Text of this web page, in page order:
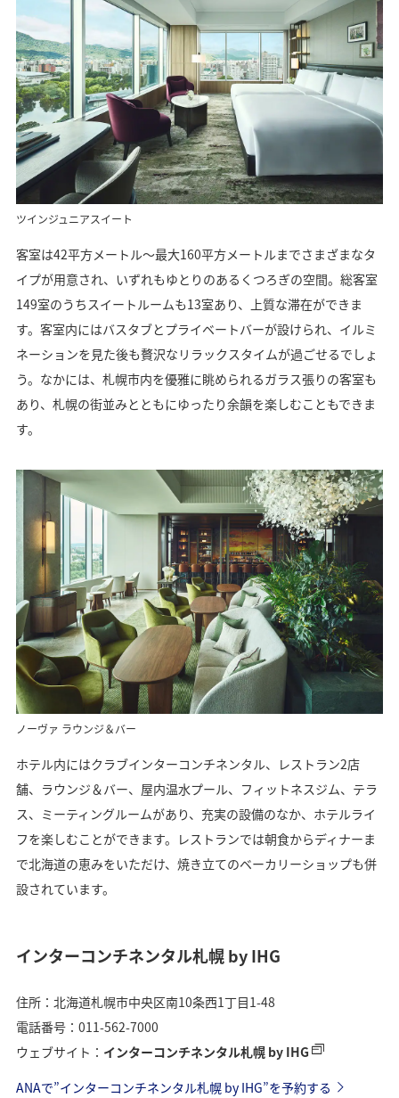
ツインジュニアスイート
客室は42平方メートル〜最大160平方メートルまでさまざまなタ
イプが用意され、いずれもゆとりのあるくつろぎの空間。総客室
149室のうちスイートルームも13室あり、上質な滞在ができま
す。客室内にはバスタブとプライベートバーが設けられ、イルミ
ネーションを見た後も贅沢なリラックスタイムが過ごせるでしょ
う。なかには、札幌市内を優雅に眺められるガラス張りの客室も
あり、札幌の街並みとともにゆったり余韻を楽しむこともできま
す。
ノーヴァ ラウンジ＆バー
ホテル内にはクラブインターコンチネンタル、レストラン2店
舗、ラウンジ＆バー、屋内温水プール、フィットネスジム、テラ
ス、ミーティングルームがあり、充実の設備のなか、ホテルライ
フを楽しむことができます。レストランでは朝食からディナーま
で北海道の恵みをいただけ、焼き立てのベーカリーショップも併
設されています。
インターコンチネンタル札幌 by IHG
住所：北海道札幌市中央区南10条西1丁目1-48
電話番号：011-562-7000
ウェブサイト： インターコンチネンタル札幌 by IHG
ANAで”インターコンチネンタル札幌 by IHG”を予約する